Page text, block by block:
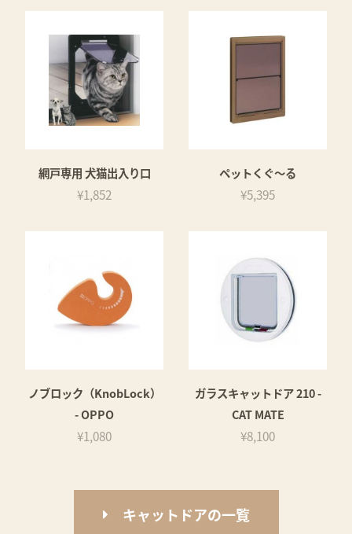
網戸専用 犬猫出入り口
¥1,852
ペットくぐ～る
¥5,395
ノブロック（KnobLock）
- OPPO
¥1,080
ガラスキャットドア 210 -
CAT MATE
¥8,100
キャットドアの一覧